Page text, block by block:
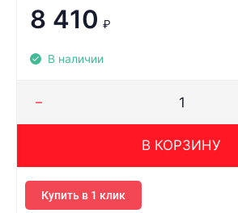
8 410 ₽
В наличии
В КОРЗИНУ
Купить в 1 клик